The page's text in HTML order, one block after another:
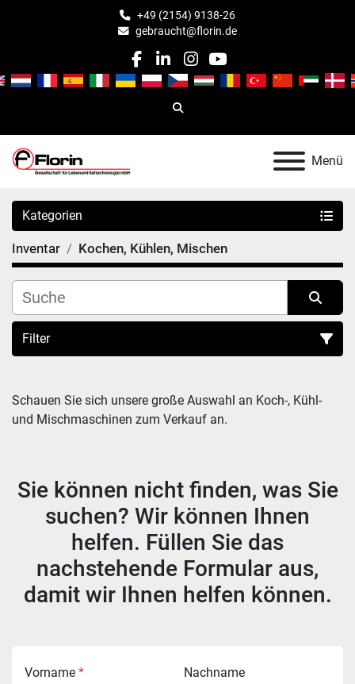
+49 (2154) 9138-26
gebraucht@florin.de
facebook
linkedin
instagram
youtube
Suche
Menü
Kategorien
Inventar Kochen, Kühlen, Mischen
Filter
Schauen Sie sich unsere große Auswahl an Koch-, Kühl-
und Mischmaschinen zum Verkauf an.
Sie können nicht finden, was Sie
suchen? Wir können Ihnen
helfen. Füllen Sie das
nachstehende Formular aus,
damit wir Ihnen helfen können.
Vorname * Nachname